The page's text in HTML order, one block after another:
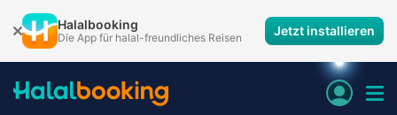
Halalbooking
Die App für halal-freundliches Reisen Jetzt installieren